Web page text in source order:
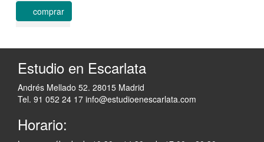
comprar
Estudio en Escarlata
Andrés Mellado 52. 28015 Madrid
Tel. 91 052 24 17 info@estudioenescarlata.com
Horario: